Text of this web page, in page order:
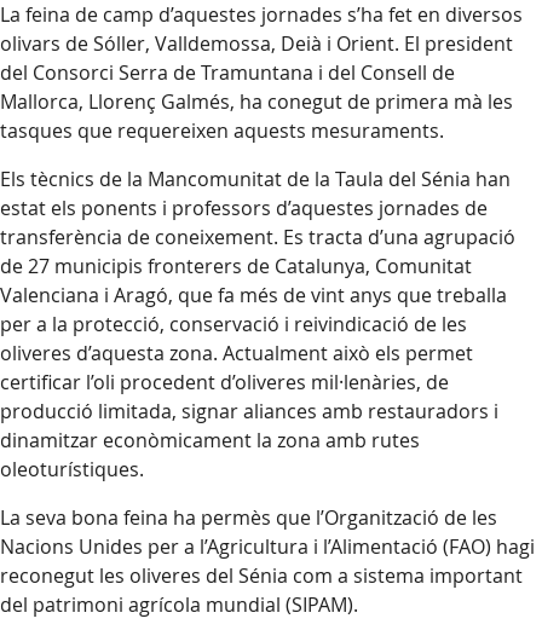
La feina de camp d’aquestes jornades s’ha fet en diversos
olivars de Sóller, Valldemossa, Deià i Orient. El president
del Consorci Serra de Tramuntana i del Consell de
Mallorca, Llorenç Galmés, ha conegut de primera mà les
tasques que requereixen aquests mesuraments.
Els tècnics de la Mancomunitat de la Taula del Sénia han
estat els ponents i professors d’aquestes jornades de
transferència de coneixement. Es tracta d’una agrupació
de 27 municipis fronterers de Catalunya, Comunitat
Valenciana i Aragó, que fa més de vint anys que treballa
per a la protecció, conservació i reivindicació de les
oliveres d’aquesta zona. Actualment això els permet
certificar l’oli procedent d’oliveres mil·lenàries, de
producció limitada, signar aliances amb restauradors i
dinamitzar econòmicament la zona amb rutes
oleoturístiques.
La seva bona feina ha permès que l’Organització de les
Nacions Unides per a l’Agricultura i l’Alimentació (FAO) hagi
reconegut les oliveres del Sénia com a sistema important
del patrimoni agrícola mundial (SIPAM).